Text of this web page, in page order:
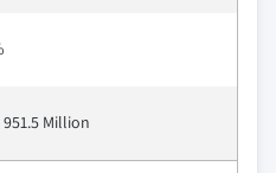
951.5 Million